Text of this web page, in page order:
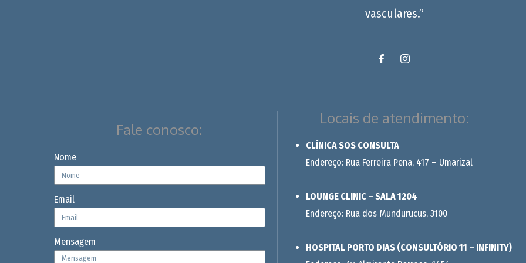
vasculares.”
Fale conosco:
Nome
Email
Mensagem
Locais de atendimento:
CLÍNICA SOS CONSULTA
Endereço: Rua Ferreira Pena, 417 – Umarizal
LOUNGE CLINIC – SALA 1204
Endereço: Rua dos Mundurucus, 3100
HOSPITAL PORTO DIAS (CONSULTÓRIO 11 – INFINITY)